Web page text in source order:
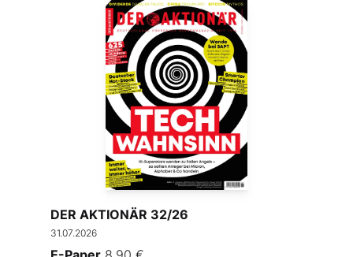
DER AKTIONÄR 32/26
31.07.2026